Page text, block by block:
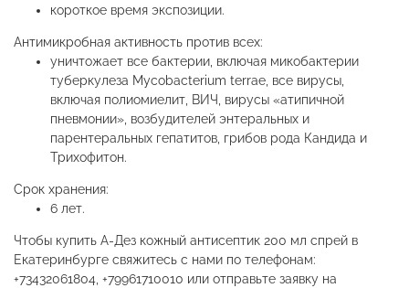
короткое время экспозиции.
Антимикробная активность против всех:
уничтожает все бактерии, включая микобактерии
туберкулеза Mycobacterium terrae, все вирусы,
включая полиомиелит, ВИЧ, вирусы «атипичной
пневмонии», возбудителей энтеральных и
парентеральных гепатитов, грибов рода Кандида и
Трихофитон.
Срок хранения:
6 лет.
Чтобы купить А-Дез кожный антисептик 200 мл спрей в
Екатеринбурге свяжитесь с нами по телефонам:
+73432061804, +79961710010 или отправьте заявку на